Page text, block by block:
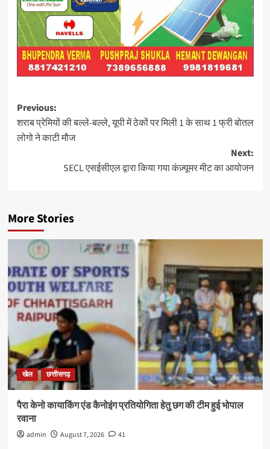
Post
navigation
Previous:
शराब प्रेमियों की बल्ले-बल्ले, यूपी में ठेकों पर मिली 1 के साथ 1 फ्री बोतल
लोगो ने काटी मौज
Next:
SECL एसईसीएल द्वारा किया गया कंज़्यूमर मीट का आयोजन
More Stories
खेल छत्तीसगढ़
पैरा केनो कायाकिंग एंड कैनोइंग प्रतियोगिता हेतु छग की टीम हुई भोपाल
रवाना
admin August 7, 2026 41